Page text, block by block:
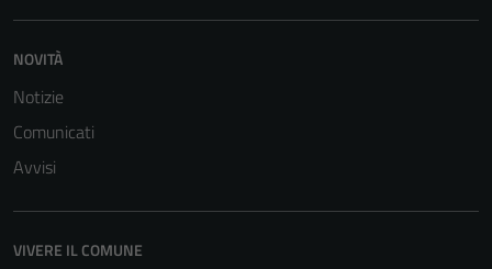
NOVITÀ
Notizie
Comunicati
Avvisi
VIVERE IL COMUNE